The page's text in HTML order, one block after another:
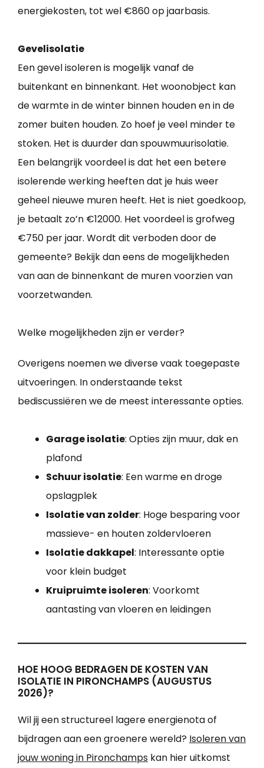
energiekosten, tot wel €860 op jaarbasis.
Gevelisolatie
Een gevel isoleren is mogelijk vanaf de
buitenkant en binnenkant. Het woonobject kan
de warmte in de winter binnen houden en in de
zomer buiten houden. Zo hoef je veel minder te
stoken. Het is duurder dan spouwmuurisolatie.
Een belangrijk voordeel is dat het een betere
isolerende werking heeften dat je huis weer
geheel nieuwe muren heeft. Het is niet goedkoop,
je betaalt zo’n €12000. Het voordeel is grofweg
€750 per jaar. Wordt dit verboden door de
gemeente? Bekijk dan eens de mogelijkheden
van aan de binnenkant de muren voorzien van
voorzetwanden.
Welke mogelijkheden zijn er verder?
Overigens noemen we diverse vaak toegepaste
uitvoeringen. In onderstaande tekst
bediscussiëren we de meest interessante opties.
Garage isolatie: Opties zijn muur, dak en
plafond
Schuur isolatie: Een warme en droge
opslagplek
Isolatie van zolder: Hoge besparing voor
massieve- en houten zoldervloeren
Isolatie dakkapel: Interessante optie
voor klein budget
Kruipruimte isoleren: Voorkomt
aantasting van vloeren en leidingen
HOE HOOG BEDRAGEN DE KOSTEN VAN
ISOLATIE IN PIRONCHAMPS (AUGUSTUS
2026)?
Wil jij een structureel lagere energienota of
bijdragen aan een groenere wereld? Isoleren van
jouw woning in Pironchamps kan hier uitkomst